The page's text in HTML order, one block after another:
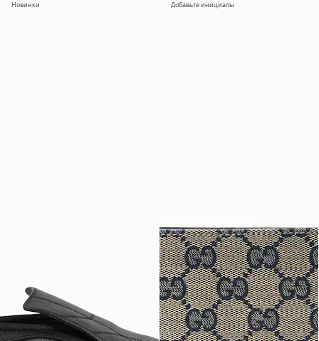
Новинки Добавьте инициалы